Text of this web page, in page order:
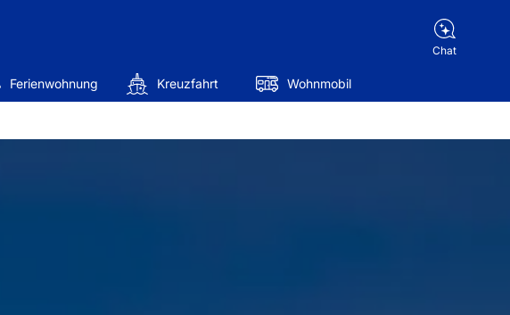
Chat
Ferienwohnung Kreuzfahrt Wohnmobil